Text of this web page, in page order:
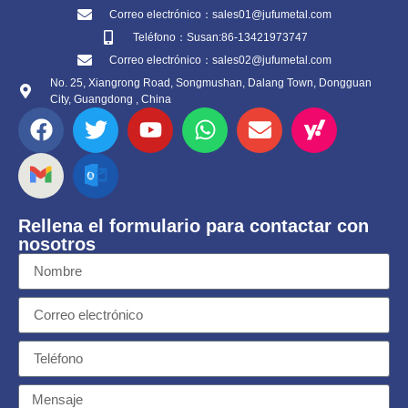
Correo electrónico：sales01@jufumetal.com
Teléfono：Susan:86-13421973747
Correo electrónico：sales02@jufumetal.com
No. 25, Xiangrong Road, Songmushan, Dalang Town, Dongguan
City, Guangdong , China
Rellena el formulario para contactar con
nosotros